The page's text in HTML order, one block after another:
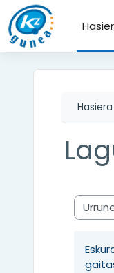
Joan eduki nagusira
Hasiera